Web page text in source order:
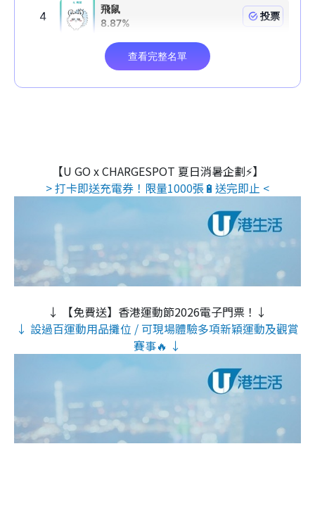
【U GO x CHARGESPOT 夏日消暑企劃⚡】
> 打卡即送充電券！限量1000張🔋送完即止 <
↓ 【免費送】香港運動節2026電子門票！↓
↓ 設過百運動用品攤位 / 可現場體驗多項新穎運動及觀賞
賽事🔥 ↓